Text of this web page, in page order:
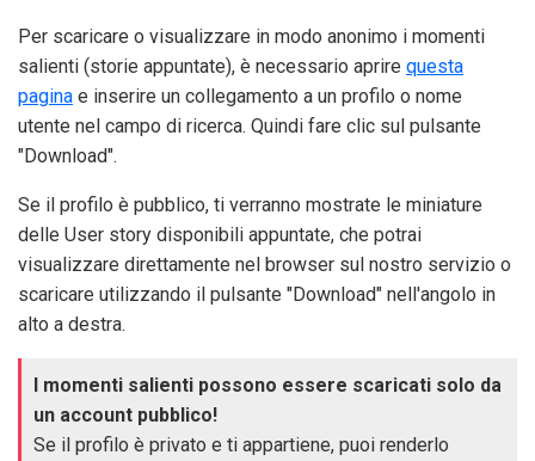
Per scaricare o visualizzare in modo anonimo i momenti
salienti (storie appuntate), è necessario aprire questa
pagina e inserire un collegamento a un profilo o nome
utente nel campo di ricerca. Quindi fare clic sul pulsante
"Download".
Se il profilo è pubblico, ti verranno mostrate le miniature
delle User story disponibili appuntate, che potrai
visualizzare direttamente nel browser sul nostro servizio o
scaricare utilizzando il pulsante "Download" nell'angolo in
alto a destra.
I momenti salienti possono essere scaricati solo da
un account pubblico!
Se il profilo è privato e ti appartiene, puoi renderlo